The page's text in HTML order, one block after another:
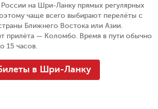
России на Шри-Ланку прямых регулярных
чаще всего выбирают перелёты с
Ближнего Востока или Азии.
прилёта — Коломбо. Время в пути обычно
15 часов.
в Шри-Ланку